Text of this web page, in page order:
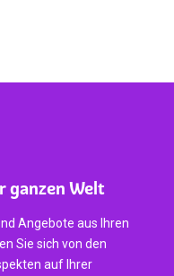
ganzen Welt
Angebote aus Ihren
Sie sich von den
auf Ihrer